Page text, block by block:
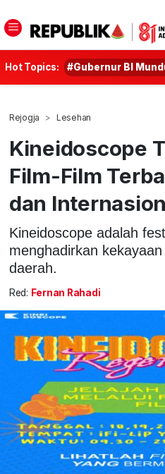
Hot Topics: #Gubernur BI
Rejogja Lesehan
Kineidoscope
Film-Film
dan
Kineidoscope adalah
menghadirkan
daerah.
Red: Fernan Rahadi